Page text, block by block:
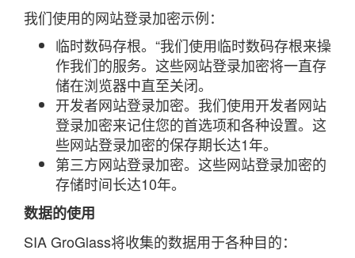
我们使用的网站登录加密示例：
临时数码存根。“我们使用临时数码存根来操
作我们的服务。这些网站登录加密将一直存
储在浏览器中直至关闭。
开发者网站登录加密。我们使用开发者网站
登录加密来记住您的首选项和各种设置。这
些网站登录加密的保存期长达1年。
第三方网站登录加密。这些网站登录加密的
存储时间长达10年。
数据的使用
SIA GroGlass将收集的数据用于各种目的：